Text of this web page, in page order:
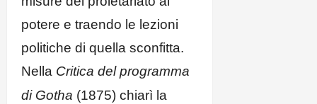
potere e traendo le lezioni
politiche di quella sconfitta.
Nella Critica del programma
di Gotha (1875) chiarì la